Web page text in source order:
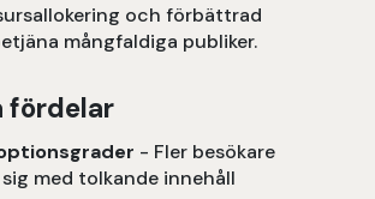
och förbättrad
mångfaldiga publiker.
fördelar
- Fler besökare
med tolkande innehåll